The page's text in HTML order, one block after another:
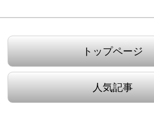
トップページ
人気記事